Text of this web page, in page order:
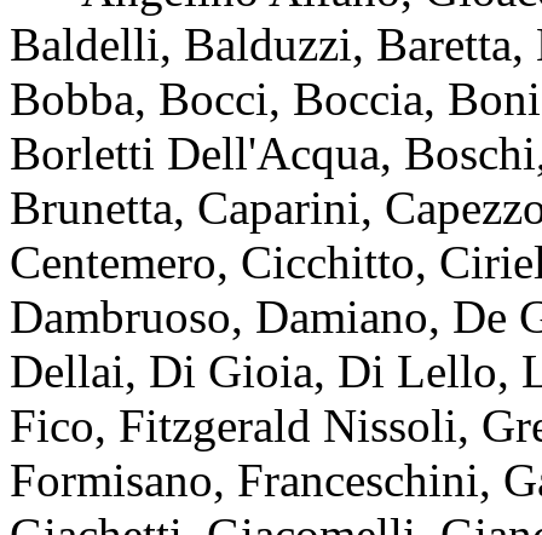
Baldelli, Balduzzi,
Bobba, Bocci, Boccia,
Borletti Dell'Acqua,
Brunetta, Caparini,
Centemero, Cicchitto,
Dambruoso, Damiano, De
Dellai, Di Gioia, Di Lello,
Fico, Fitzgerald Nissoli,
Formisano, Franceschini,